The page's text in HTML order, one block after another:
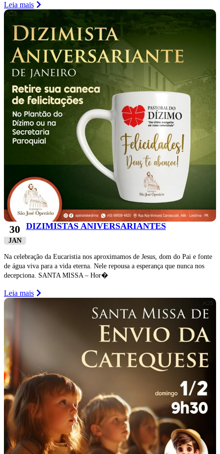
Leia mais
30
JAN
DIZIMISTAS ANIVERSARIANTES
Na celebração da Eucaristia nos aproximamos de Jesus, dom do Pai e fonte
de água viva para a vida eterna. Nele repousa a esperança que nunca nos
decepciona. SANTA MISSA – Hor�
Leia mais